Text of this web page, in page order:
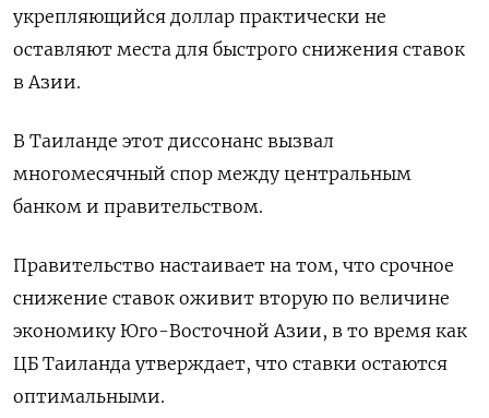
укрепляющийся доллар практически не
оставляют места для быстрого снижения ставок
в Азии.
В Таиланде этот диссонанс вызвал
многомесячный спор между центральным
банком и правительством.
Правительство настаивает на том, что срочное
снижение ставок оживит вторую по величине
экономику Юго-Восточной Азии, в то время как
ЦБ Таиланда утверждает, что ставки остаются
оптимальными.